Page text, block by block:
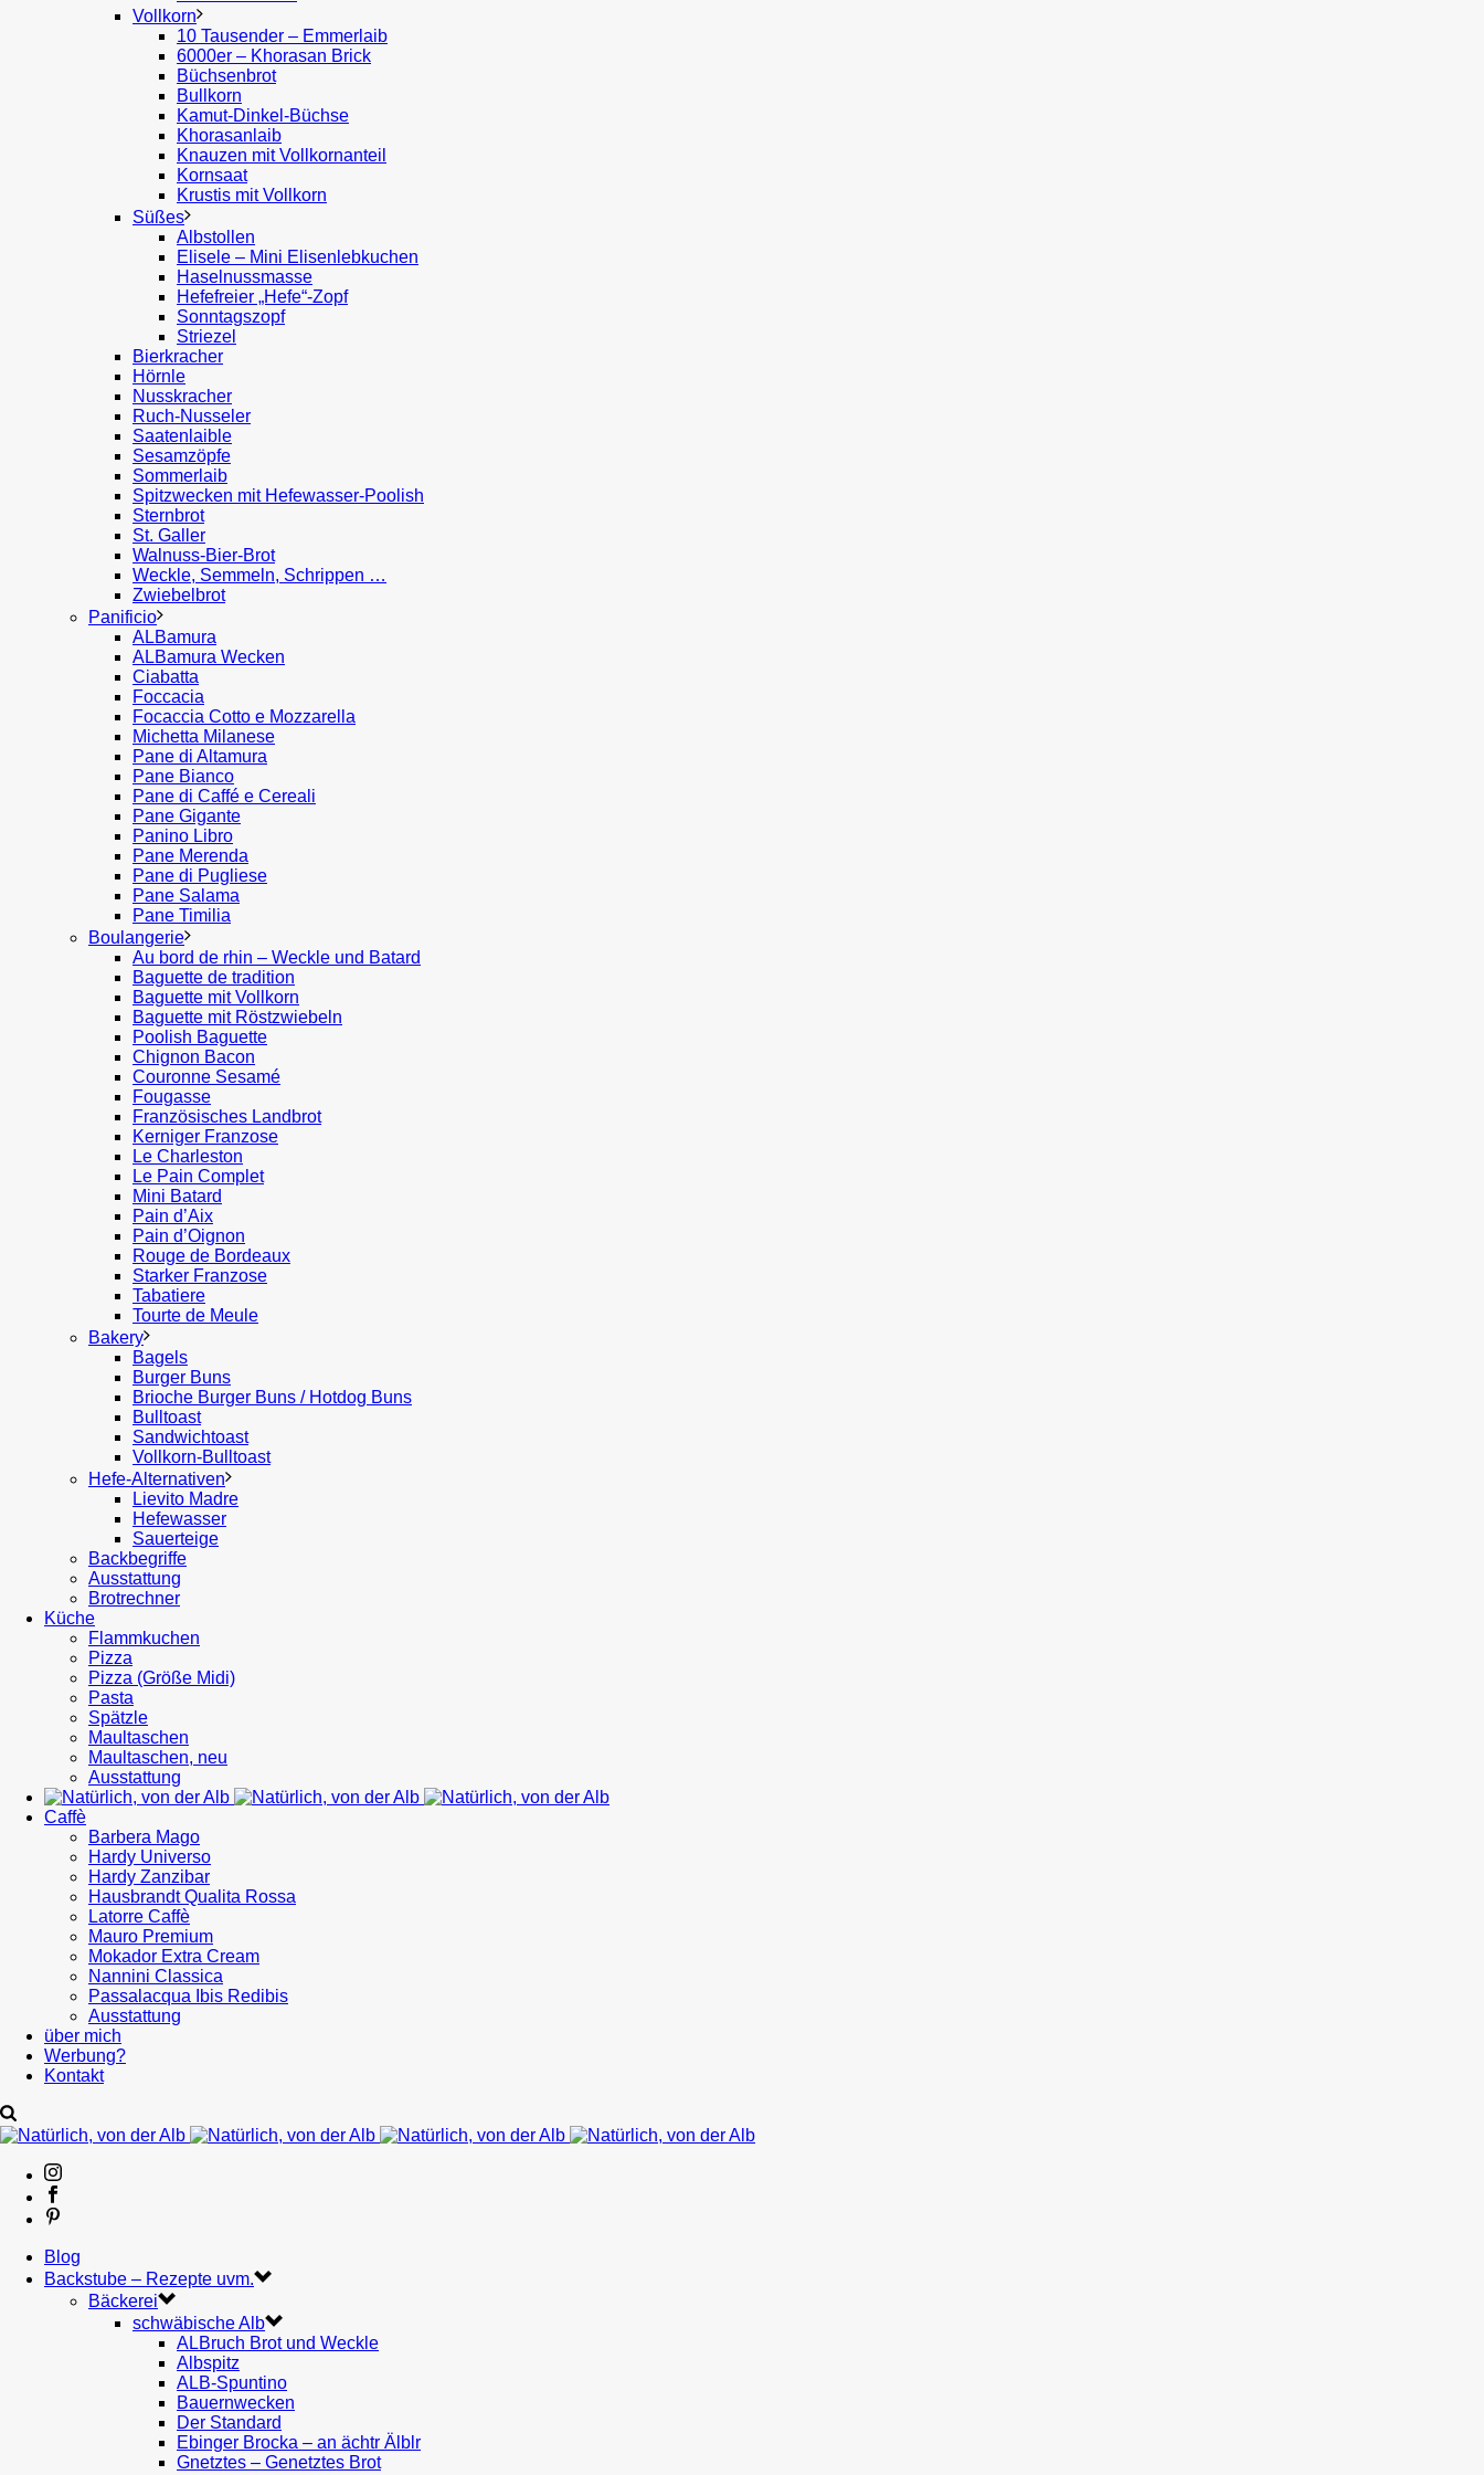
Vollkorn
10 Tausender – Emmerlaib
6000er – Khorasan Brick
Büchsenbrot
Bullkorn
Kamut-Dinkel-Büchse
Khorasanlaib
Knauzen mit Vollkornanteil
Kornsaat
Krustis mit Vollkorn
Süßes
Albstollen
Elisele – Mini Elisenlebkuchen
Haselnussmasse
Hefefreier „Hefe“-Zopf
Sonntagszopf
Striezel
Bierkracher
Hörnle
Nusskracher
Ruch-Nusseler
Saatenlaible
Sesamzöpfe
Sommerlaib
Spitzwecken mit Hefewasser-Poolish
Sternbrot
St. Galler
Walnuss-Bier-Brot
Weckle, Semmeln, Schrippen …
Zwiebelbrot
Panificio
ALBamura
ALBamura Wecken
Ciabatta
Foccacia
Focaccia Cotto e Mozzarella
Michetta Milanese
Pane di Altamura
Pane Bianco
Pane di Caffé e Cereali
Pane Gigante
Panino Libro
Pane Merenda
Pane di Pugliese
Pane Salama
Pane Timilia
Boulangerie
Au bord de rhin – Weckle und Batard
Baguette de tradition
Baguette mit Vollkorn
Baguette mit Röstzwiebeln
Poolish Baguette
Chignon Bacon
Couronne Sesamé
Fougasse
Französisches Landbrot
Kerniger Franzose
Le Charleston
Le Pain Complet
Mini Batard
Pain d’Aix
Pain d’Oignon
Rouge de Bordeaux
Starker Franzose
Tabatiere
Tourte de Meule
Bakery
Bagels
Burger Buns
Brioche Burger Buns / Hotdog Buns
Bulltoast
Sandwichtoast
Vollkorn-Bulltoast
Hefe-Alternativen
Lievito Madre
Hefewasser
Sauerteige
Backbegriffe
Ausstattung
Brotrechner
Küche
Flammkuchen
Pizza
Pizza (Größe Midi)
Pasta
Spätzle
Maultaschen
Maultaschen, neu
Ausstattung
Caffè
Barbera Mago
Hardy Universo
Hardy Zanzibar
Hausbrandt Qualita Rossa
Latorre Caffè
Mauro Premium
Mokador Extra Cream
Nannini Classica
Passalacqua Ibis Redibis
Ausstattung
über mich
Werbung?
Kontakt
Blog
Backstube – Rezepte uvm.
Bäckerei
schwäbische Alb
ALBruch Brot und Weckle
Albspitz
ALB-Spuntino
Bauernwecken
Der Standard
Ebinger Brocka – an ächtr Älblr
Gnetztes – Genetztes Brot